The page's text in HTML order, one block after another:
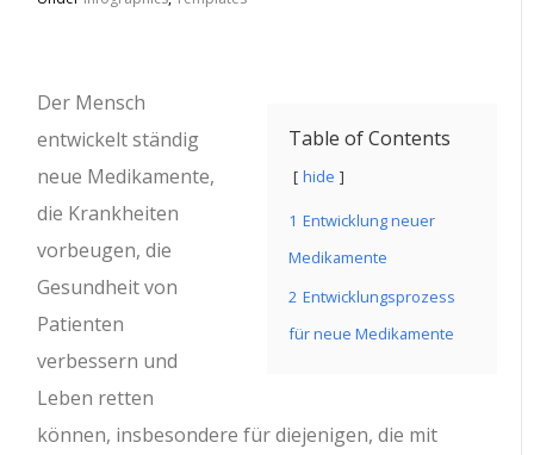
Table of Contents
hide
1 Entwicklung neuer
Medikamente
2 Entwicklungsprozess
für neue Medikamente
Der Mensch
entwickelt ständig
neue Medikamente,
die Krankheiten
vorbeugen, die
Gesundheit von
Patienten
verbessern und
Leben retten
können, insbesondere für diejenigen, die mit